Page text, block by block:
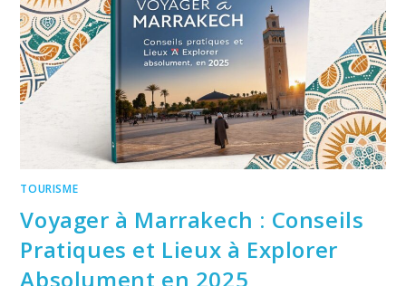
TOURISME
Voyager à Marrakech : Conseils
Pratiques et Lieux à Explorer
Absolument en 2025